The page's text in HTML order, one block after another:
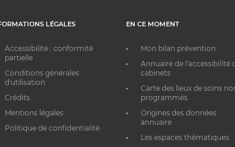
LÉGALES
Accessibilité : conformité
partielle
Conditions générales
d'utilisation
Crédits
Mentions légales
Politique de confidentialité
EN CE MOMENT
Mon bilan prévention
Annuaire de l'accessibilité
cabinets
Carte des lieux de soins
programmés
Origines des données
annuaire
Les espaces thématiques